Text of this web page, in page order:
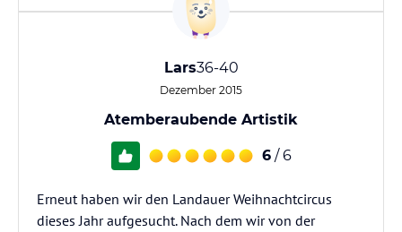
Lars36-40
Dezember 2015
Atemberaubende Artistik
6 / 6
Erneut haben wir den Landauer Weihnachtcircus
dieses Jahr aufgesucht. Nach dem wir von der